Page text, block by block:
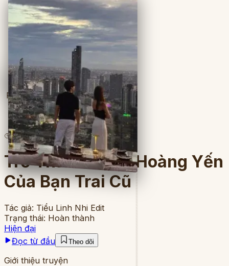
Full
8lượt đọc· chương
Trở Thành Chim Hoàng Yến
Của Bạn Trai Cũ
Tác giả: Tiểu Linh Nhi Edit
Trạng thái: Hoàn thành
Hiện đại
Đọc từ đầu
Theo dõi
Giới thiệu truyện